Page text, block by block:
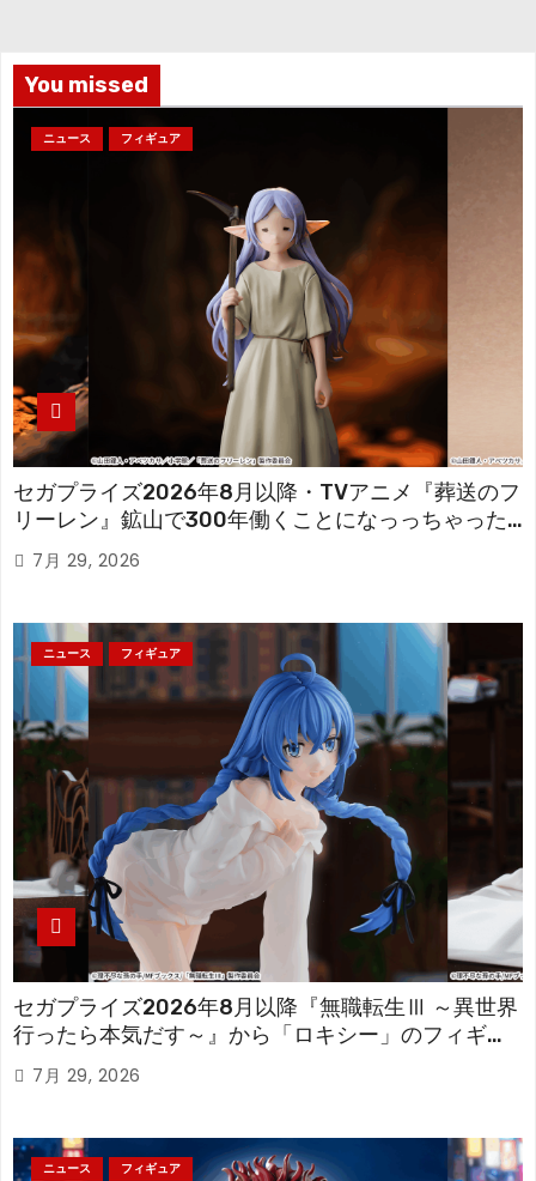
You missed
ニュース フィギュア
セガプライズ2026年8月以降・TVアニメ『葬送のフ
リーレン』鉱山で300年働くことになっっちゃった
「フリーレン」を立体化！
7月 29, 2026
ニュース フィギュア
セガプライズ2026年8月以降『無職転生Ⅲ ～異世界
行ったら本気だす～』から「ロキシー」のフィギュ
アが登場！
7月 29, 2026
ニュース フィギュア